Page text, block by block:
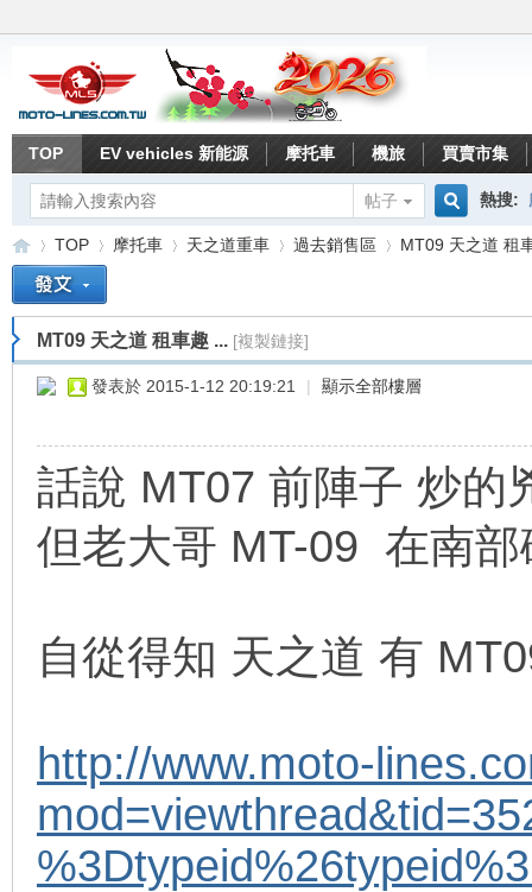
TOP EV vehicles 新能源 摩托車 機旅 買賣市集
帖子
搜
熱搜:
重 »
TOP
›
摩托車
›
天之道重車
›
過去銷售區 MT09 天之道 租
MT09 天之道 租車趣 ... [複製鏈接]
發表於 2015-1-12 20:19:21 | 顯示全部樓層
話說 MT07 前陣子 炒的
但老大哥 MT-09 在南
自從得知 天之道 有
http://www.moto-